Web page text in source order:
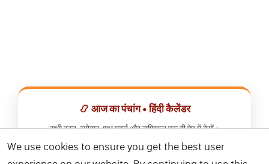
📿 आज का पंचांग • हिंदी कैलेंडर
सभी व्रत, त्योहार, शुभ मुहूर्त और राशिफल एक ही ऐप में देखें।
📅 हिंदी कैलेंडर ऐप डाउनलोड करें
We use cookies to ensure you get the best user